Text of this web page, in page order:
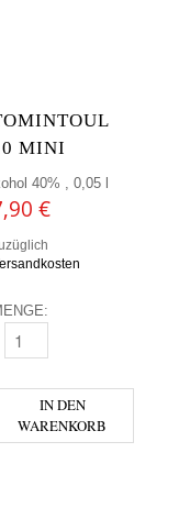
MINI
40% , 0,05 l
€
TOMINTOUL 10 MINI MENGE
IN DEN
WARENKORB